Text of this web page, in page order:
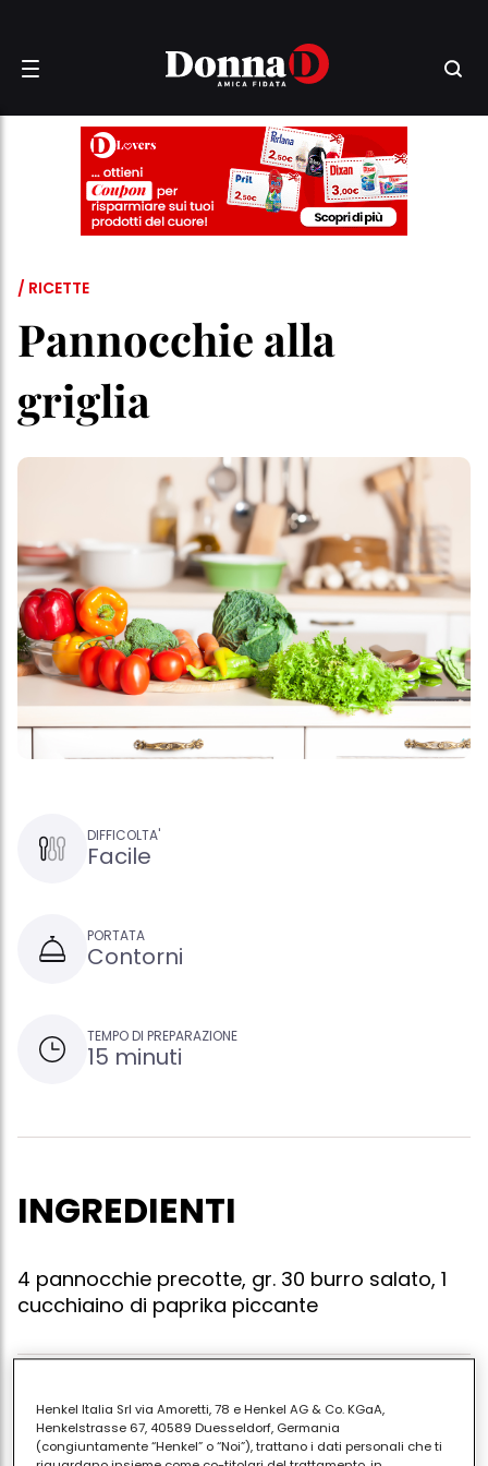
/ RICETTE
Pannocchie alla
griglia
DIFFICOLTA'
Facile
PORTATA
Contorni
TEMPO DI PREPARAZIONE
15 minuti
INGREDIENTI
4 pannocchie precotte, gr. 30 burro salato, 1
cucchiaino di paprika piccante
Lavorate il burro con la paprika. lavate ed asciugate
le pannocchie. preparate le braci per il barbecue e
quando sono ben calde collocate le pannocchie
Henkel Italia Srl via Amoretti, 78 e Henkel AG & Co. KGaA,
Henkelstrasse 67, 40589 Duesseldorf, Germania
(congiuntamente “Henkel” o “Noi”), trattano i dati personali che ti